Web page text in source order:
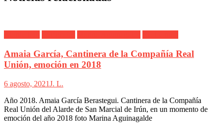
Amaia García, Cantinera de la Compañía Real
Unión, emoción en 2018
6 agosto, 2021J. L.
Año 2018. Amaia García Berastegui. Cantinera de la Compañía
Real Unión del Alarde de San Marcial de Irún, en un momento de
emoción del año 2018 foto Marina Aguinagalde